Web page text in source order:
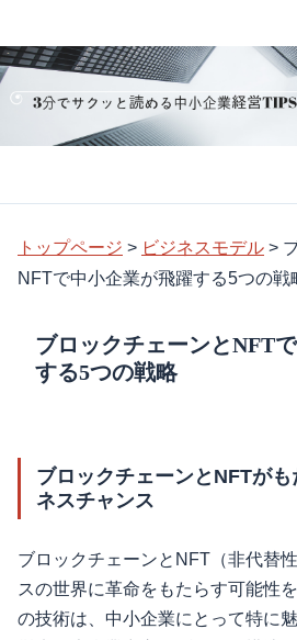
トップページ > ビジネスモデル >
NFTで中小企業が飛躍する5つの戦
ブロックチェーンとNFT
する5つの戦略
ブロックチェーンとNFTが
ネスチャンス
ブロックチェーンとNFT（非代替
スの世界に革命をもたらす可能性
の技術は、中小企業にとって特に